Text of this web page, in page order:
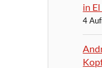
in
4